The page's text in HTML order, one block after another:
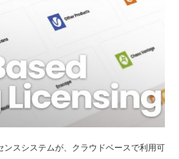
スシステムが、クラウドベースで利用可